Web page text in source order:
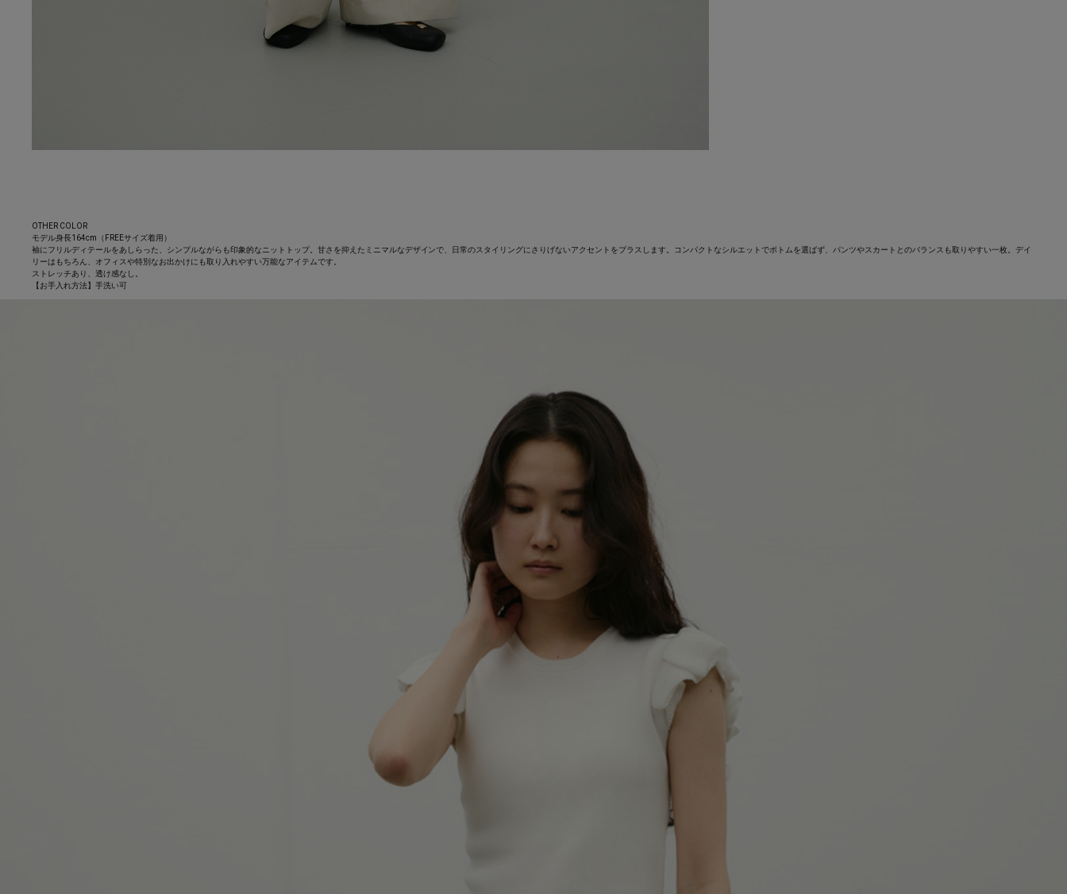
OTHER COLOR
モデル身長164cm（FREEサイズ着用）
袖にフリルディテールをあしらった、シンプルながらも印象的なニットトップ。甘さを抑えたミニマルなデザインで、日常のスタイリングにさりげないアクセントをプラスします。コンパクトなシルエットでボトムを選ばず、パンツやスカートとのバランスも取りやすい一枚。デイ
リーはもちろん、オフィスや特別なお出かけにも取り入れやすい万能なアイテムです。
ストレッチあり、透け感なし。
【お手入れ方法】手洗い可